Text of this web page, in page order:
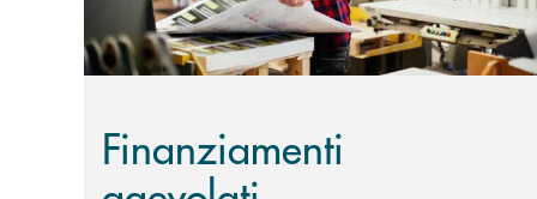
Finanziamenti